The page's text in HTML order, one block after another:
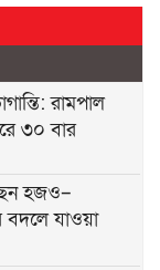
রামপাল
৩০ বার
হজও–
বদলে যাওয়া